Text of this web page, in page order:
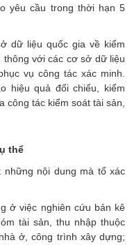
yêu cầu trong thời hạn 5
dữ liệu quốc gia về kiểm
với các cơ sở dữ liệu
vụ công tác xác minh.
hiệu quả đối chiếu, kiểm
tác kiểm soát tài sản,
thể
những nội dung mà tổ xác
ở việc nghiên cứu bản kê
tài sản, thu nhập thuộc
ở, công trình xây dựng;